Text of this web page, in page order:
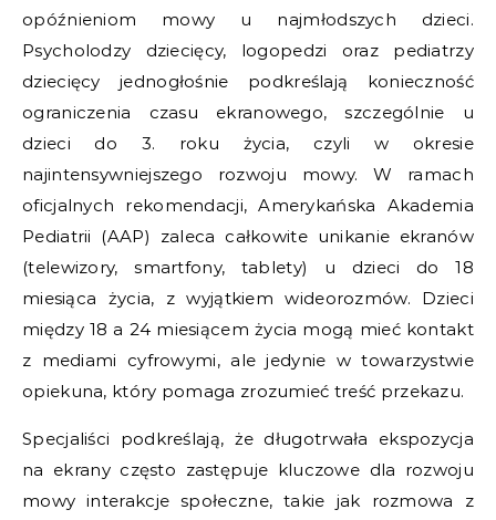
opóźnieniom mowy u najmłodszych dzieci.
Psycholodzy dziecięcy, logopedzi oraz pediatrzy
dziecięcy jednogłośnie podkreślają konieczność
ograniczenia czasu ekranowego, szczególnie u
dzieci do 3. roku życia, czyli w okresie
najintensywniejszego rozwoju mowy. W ramach
oficjalnych rekomendacji, Amerykańska Akademia
Pediatrii (AAP) zaleca całkowite unikanie ekranów
(telewizory, smartfony, tablety) u dzieci do 18
miesiąca życia, z wyjątkiem wideorozmów. Dzieci
między 18 a 24 miesiącem życia mogą mieć kontakt
z mediami cyfrowymi, ale jedynie w towarzystwie
opiekuna, który pomaga zrozumieć treść przekazu.
Specjaliści podkreślają, że długotrwała ekspozycja
na ekrany często zastępuje kluczowe dla rozwoju
mowy interakcje społeczne, takie jak rozmowa z